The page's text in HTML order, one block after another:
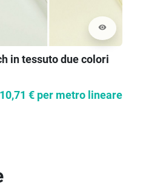
visibility
in tessuto due colori
10,71 € per metro lineare